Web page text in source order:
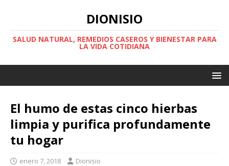
DIONISIO
SALUD NATURAL, REMEDIOS CASEROS Y BIENESTAR PARA
LA VIDA COTIDIANA
El humo de estas cinco hierbas
limpia y purifica profundamente
tu hogar
enero 7, 2018 Dionisio